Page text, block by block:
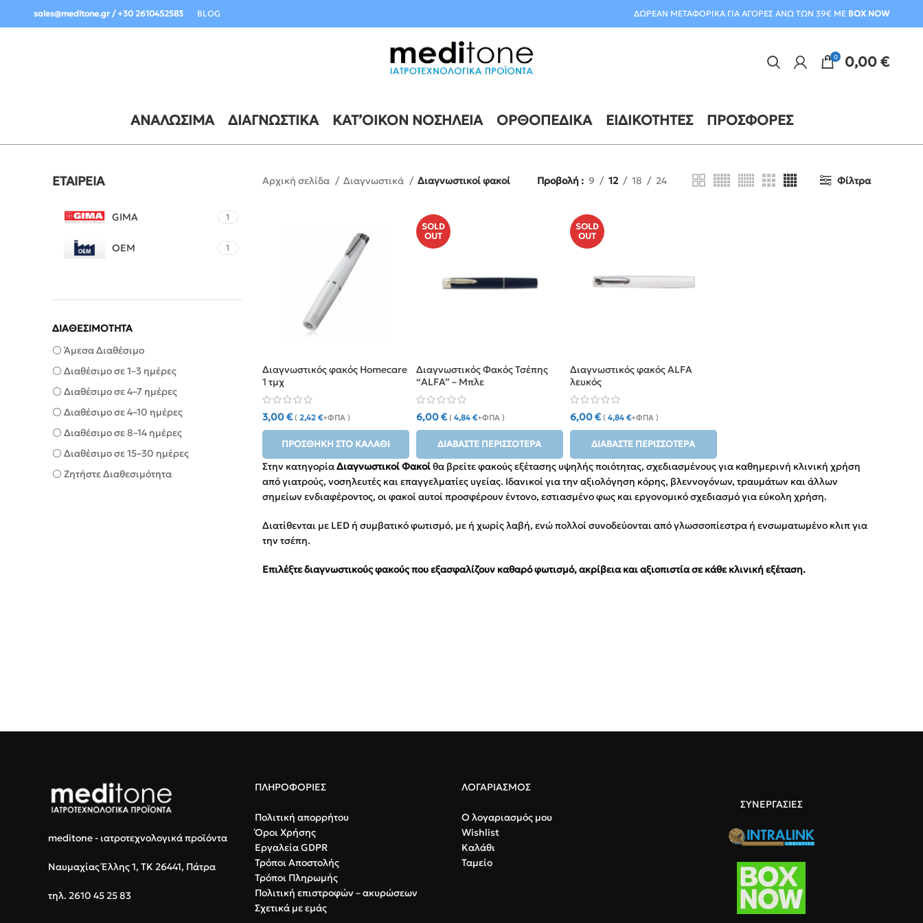
sales@meditone.gr / +30 2610452583 BLOG ΔΩΡΕΑΝ ΜΕΤΑΦΟΡΙΚΑ ΓΙΑ ΑΓΟΡΕΣ ΑΝΩ ΤΩΝ 39€ ΜΕ BOX NOW
0 0,00€
ΑΝΑΛΏΣΙΜΑ ΔΙΑΓΝΩΣΤΙΚΆ ΚΑΤ’ΟΊΚΟΝ ΝΟΣΗΛΕΊΑ ΟΡΘΟΠΕΔΙΚΆ ΕΙΔΙΚΌΤΗΤΕΣ ΠΡΟΣΦΟΡΈΣ
ΕΤΑΙΡΕΊΑ
GIMA 1
OEM 1
ΔΙΑΘΕΣΙΜΟΤΗΤΑ
⚪ Άμεσα Διαθέσιμο
⚪ Διαθέσιμο σε 1–3 ημέρες
⚪ Διαθέσιμο σε 4–7 ημέρες
⚪ Διαθέσιμο σε 4–10 ημέρες
⚪ Διαθέσιμο σε 8–14 ημέρες
⚪ Διαθέσιμο σε 15–30 ημέρες
⚪ Ζητήστε Διαθεσιμότητα
Αρχική σελίδα Διαγνωστικά Διαγνωστικοί φακοί Προβολή 9 12 18 24 Φίλτρα
Διαγνωστικός φακός Homecare
1 τμχ
3,00€ ( 2,42 €+ΦΠΑ )
ΠΡΟΣΘΉΚΗ ΣΤΟ ΚΑΛΆΘΙ
SOLD
OUT
Διαγνωστικός Φακός Τσέπης
“ALFA” – Μπλε
6,00€ ( 4,84 €+ΦΠΑ )
ΔΙΑΒΆΣΤΕ ΠΕΡΙΣΣΌΤΕΡΑ
SOLD
OUT
Διαγνωστικός φακός ALFA
λευκός
6,00€ ( 4,84 €+ΦΠΑ )
ΔΙΑΒΆΣΤΕ ΠΕΡΙΣΣΌΤΕΡΑ
Στην κατηγορίαΔιαγνωστικοί Φακοίθα βρείτε φακούς εξέτασης υψηλής ποιότητας, σχεδιασμένους για καθημερινή κλινική χρήση
από γιατρούς, νοσηλευτές και επαγγελματίες υγείας. Ιδανικοί για την αξιολόγηση κόρης, βλεννογόνων, τραυμάτων και άλλων
σημείων ενδιαφέροντος, οι φακοί αυτοί προσφέρουν έντονο, εστιασμένο φως και εργονομικό σχεδιασμό για εύκολη χρήση.
Διατίθενται με LED ή συμβατικό φωτισμό, με ή χωρίς λαβή, ενώ πολλοί συνοδεύονται από γλωσσοπίεστρα ή ενσωματωμένο κλιπ για
την τσέπη.
Επιλέξτε διαγνωστικούς φακούς που εξασφαλίζουν καθαρό φωτισμό, ακρίβεια και αξιοπιστία σε κάθε κλινική εξέταση.
meditone - ιατροτεχνολογικά προϊόντα
Ναυμαχίας Έλλης 1, ΤΚ 26441, Πάτρα
τηλ. 2610 45 25 83
ΠΛΗΡΟΦΟΡΙΕΣ
Πολιτική απορρήτου
Όροι Χρήσης
Εργαλεία GDPR
Τρόποι Αποστολής
Τρόποι Πληρωμής
Πολιτική επιστροφών – ακυρώσεων
Σχετικά με εμάς
ΛΟΓΑΡΙΑΣΜΟΣ
Ο λογαριασμός μου
Wishlist
Καλάθι
Ταμείο
ΣΥΝΕΡΓΑΣΙΕΣ